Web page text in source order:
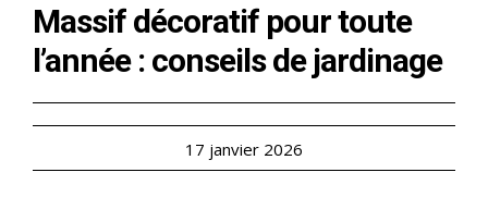
Massif décoratif pour toute
l’année : conseils de jardinage
17 janvier 2026